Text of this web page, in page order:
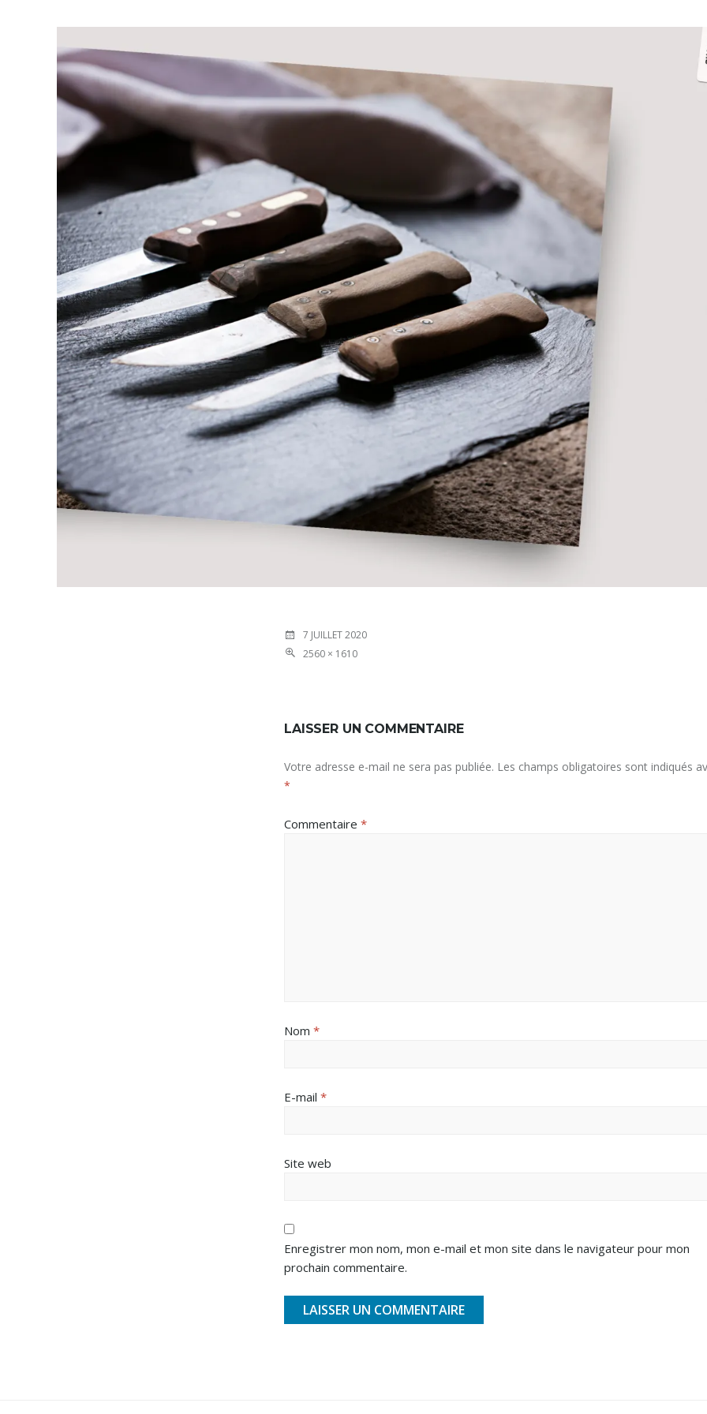
7 JUILLET 2020
2560 × 1610
LAISSER UN COMMENTAIRE
Votre adresse e-mail ne sera pas publiée. Les champs obligatoires sont indiqués
*
Commentaire *
Nom *
E-mail *
Site web
Enregistrer mon nom, mon e-mail et mon site dans le navigateur pour mon
prochain commentaire.